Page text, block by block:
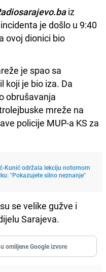
iz
je došlo u 9:40
ovoj dionici bio
je spao sa
koji je bio iza. Da
obrušavanja
mreže na
policije MUP-a KS za
Kunić održala lekciju notornom
"Pokazujete silno neznanje"
se velike gužve i
Sarajeva.
omiljene Google izvore